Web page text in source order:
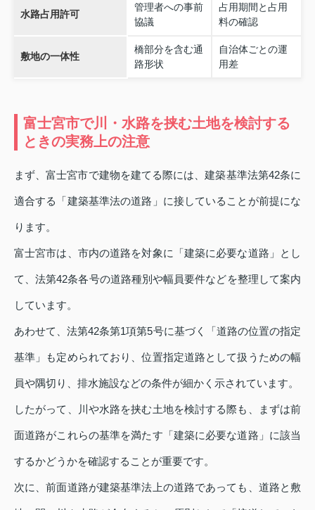
水路占用許可
管理者への事前
協議
占用期間と占用
料の確認
敷地の一体性
橋部分を含む通
路形状
自治体ごとの運
用差
富士宮市で川・水路を挟む土地を検討する
ときの実務上の注意
まず、富士宮市で建物を建てる際には、建築基準法第42条に
適合する「建築基準法の道路」に接していることが前提にな
ります。
富士宮市は、市内の道路を対象に「建築に必要な道路」とし
て、法第42条各号の道路種別や幅員要件などを整理して案内
しています。
あわせて、法第42条第1項第5号に基づく「道路の位置の指定
基準」も定められており、位置指定道路として扱うための幅
員や隅切り、排水施設などの条件が細かく示されています。
したがって、川や水路を挟む土地を検討する際も、まずは前
面道路がこれらの基準を満たす「建築に必要な道路」に該当
するかどうかを確認することが重要です。
次に、前面道路が建築基準法上の道路であっても、道路と敷